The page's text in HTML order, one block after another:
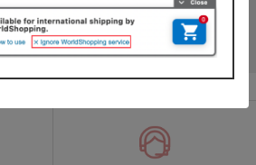
LINEの友達追加をする